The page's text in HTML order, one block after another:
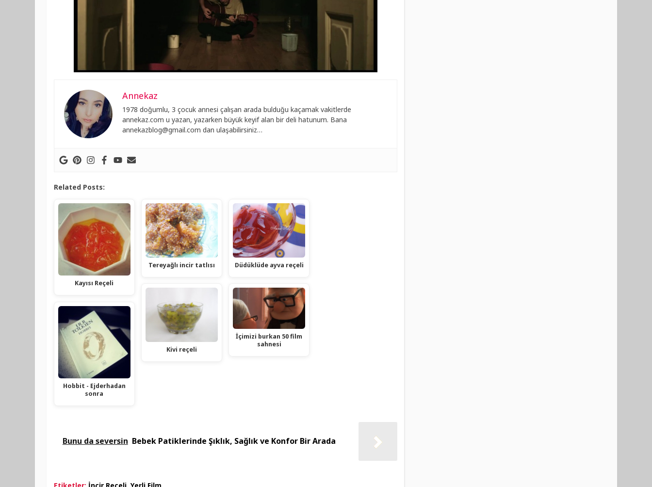
Annekaz
1978 doğumlu, 3 çocuk annesi çalışan arada bulduğu kaçamak vakitlerde
annekaz.com u yazan, yazarken büyük keyif alan bir deli hatunum. Bana
annekazblog@gmail.com dan ulaşabilirsiniz…
Related Posts:
Kayısı Reçeli
Hobbit - Ejderhadan
sonra
Tereyağlı incir tatlısı
Kivi reçeli
Düdüklüde ayva reçeli
İçimizi burkan 50 film
sahnesi
Bunu da seversin Bebek Patiklerinde Şıklık, Sağlık ve Konfor Bir Arada